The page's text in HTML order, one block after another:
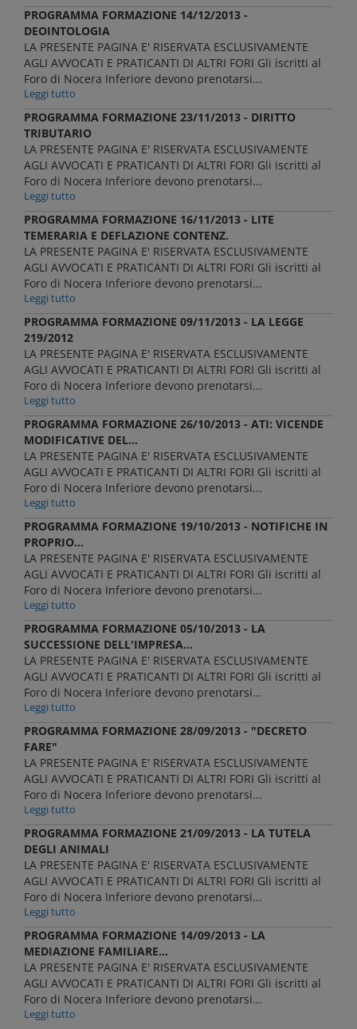
PROGRAMMA FORMAZIONE 14/12/2013 -
DEOINTOLOGIA
LA PRESENTE PAGINA E' RISERVATA ESCLUSIVAMENTE
AGLI AVVOCATI E PRATICANTI DI ALTRI FORI Gli iscritti al
Foro di Nocera Inferiore devono prenotarsi...
Leggi tutto
PROGRAMMA FORMAZIONE 23/11/2013 - DIRITTO
TRIBUTARIO
LA PRESENTE PAGINA E' RISERVATA ESCLUSIVAMENTE
AGLI AVVOCATI E PRATICANTI DI ALTRI FORI Gli iscritti al
Foro di Nocera Inferiore devono prenotarsi...
Leggi tutto
PROGRAMMA FORMAZIONE 16/11/2013 - LITE
TEMERARIA E DEFLAZIONE CONTENZ.
LA PRESENTE PAGINA E' RISERVATA ESCLUSIVAMENTE
AGLI AVVOCATI E PRATICANTI DI ALTRI FORI Gli iscritti al
Foro di Nocera Inferiore devono prenotarsi...
Leggi tutto
PROGRAMMA FORMAZIONE 09/11/2013 - LA LEGGE
219/2012
LA PRESENTE PAGINA E' RISERVATA ESCLUSIVAMENTE
AGLI AVVOCATI E PRATICANTI DI ALTRI FORI Gli iscritti al
Foro di Nocera Inferiore devono prenotarsi...
Leggi tutto
PROGRAMMA FORMAZIONE 26/10/2013 - ATI: VICENDE
MODIFICATIVE DEL...
LA PRESENTE PAGINA E' RISERVATA ESCLUSIVAMENTE
AGLI AVVOCATI E PRATICANTI DI ALTRI FORI Gli iscritti al
Foro di Nocera Inferiore devono prenotarsi...
Leggi tutto
PROGRAMMA FORMAZIONE 19/10/2013 - NOTIFICHE IN
PROPRIO...
LA PRESENTE PAGINA E' RISERVATA ESCLUSIVAMENTE
AGLI AVVOCATI E PRATICANTI DI ALTRI FORI Gli iscritti al
Foro di Nocera Inferiore devono prenotarsi...
Leggi tutto
PROGRAMMA FORMAZIONE 05/10/2013 - LA
SUCCESSIONE DELL'IMPRESA...
LA PRESENTE PAGINA E' RISERVATA ESCLUSIVAMENTE
AGLI AVVOCATI E PRATICANTI DI ALTRI FORI Gli iscritti al
Foro di Nocera Inferiore devono prenotarsi...
Leggi tutto
PROGRAMMA FORMAZIONE 28/09/2013 - "DECRETO
FARE"
LA PRESENTE PAGINA E' RISERVATA ESCLUSIVAMENTE
AGLI AVVOCATI E PRATICANTI DI ALTRI FORI Gli iscritti al
Foro di Nocera Inferiore devono prenotarsi...
Leggi tutto
PROGRAMMA FORMAZIONE 21/09/2013 - LA TUTELA
DEGLI ANIMALI
LA PRESENTE PAGINA E' RISERVATA ESCLUSIVAMENTE
AGLI AVVOCATI E PRATICANTI DI ALTRI FORI Gli iscritti al
Foro di Nocera Inferiore devono prenotarsi...
Leggi tutto
PROGRAMMA FORMAZIONE 14/09/2013 - LA
MEDIAZIONE FAMILIARE...
LA PRESENTE PAGINA E' RISERVATA ESCLUSIVAMENTE
AGLI AVVOCATI E PRATICANTI DI ALTRI FORI Gli iscritti al
Foro di Nocera Inferiore devono prenotarsi...
Leggi tutto